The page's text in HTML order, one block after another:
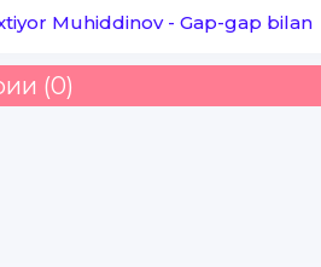
Muhiddinov- Gap-gap bilan
(0)